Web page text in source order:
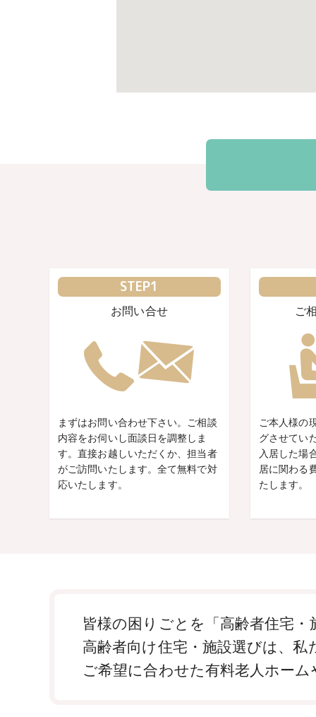
STEP1
お問い合せ
まずはお問い合わせ下さい。ご相談
内容をお伺いし面談日を調整しま
す。直接お越しいただくか、担当者
がご訪問いたします。全て無料で対
応いたします。
ご
ご本人様の
グさせてい
入居した場
居に関わる
たします。
皆様の困りごとを「高齢者住宅
高齢者向け住宅・施設選びは、
ご希望に合わせた有料老人ホー